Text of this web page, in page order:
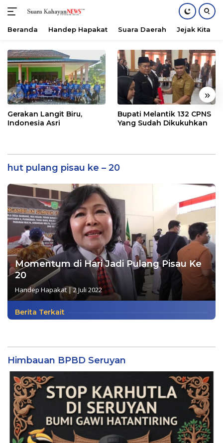
konten
Beranda Handep Hapakat Suara Daerah Jejak Kita
« »
Gerakan Langit Biru,
Indonesia Asri
Bupati Melantik 132 CPNS
Yang Sudah Dikukuhkan
hut pulang pisau ke – 20
Momentum di Hari Jadi Pulang Pisau Ke
20
Handep Hapakat|2 Juli 2022
Berita Terkait
Himbauan BPBD Seruyan